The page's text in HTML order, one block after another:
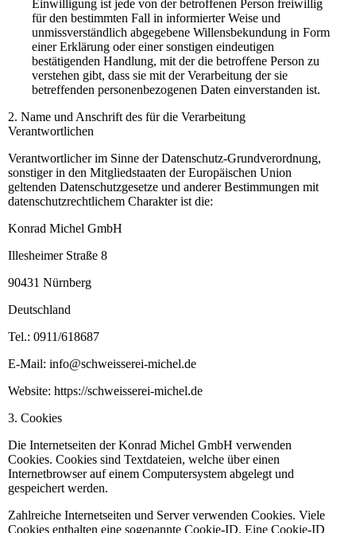
Einwilligung ist jede von der betroffenen Person freiwillig
für den bestimmten Fall in informierter Weise und
unmissverständlich abgegebene Willensbekundung in Form
einer Erklärung oder einer sonstigen eindeutigen
bestätigenden Handlung, mit der die betroffene Person zu
verstehen gibt, dass sie mit der Verarbeitung der sie
betreffenden personenbezogenen Daten einverstanden ist.
2. Name und Anschrift des für die Verarbeitung
Verantwortlichen
Verantwortlicher im Sinne der Datenschutz-Grundverordnung,
sonstiger in den Mitgliedstaaten der Europäischen Union
geltenden Datenschutzgesetze und anderer Bestimmungen mit
datenschutzrechtlichem Charakter ist die:
Konrad Michel GmbH
Illesheimer Straße 8
90431 Nürnberg
Deutschland
Tel.: 0911/618687
E-Mail: info@schweisserei-michel.de
Website: https://schweisserei-michel.de
3. Cookies
Die Internetseiten der Konrad Michel GmbH verwenden
Cookies. Cookies sind Textdateien, welche über einen
Internetbrowser auf einem Computersystem abgelegt und
gespeichert werden.
Zahlreiche Internetseiten und Server verwenden Cookies. Viele
Cookies enthalten eine sogenannte Cookie-ID. Eine Cookie-ID